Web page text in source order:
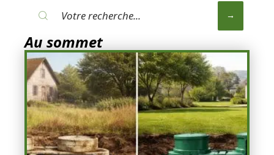
Au sommet